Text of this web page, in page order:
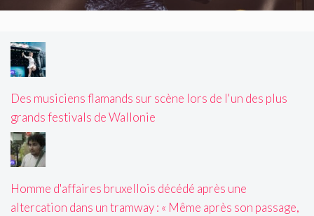
Des musiciens flamands sur scène lors de l'un des plus
grands festivals de Wallonie
Homme d'affaires bruxellois décédé après une
altercation dans un tramway : « Même après son passage,